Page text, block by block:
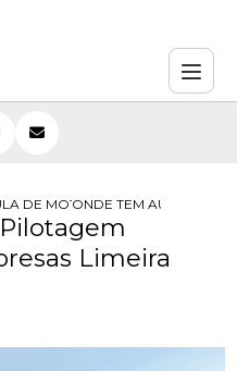
PARA EMPRESAS
DE MOTO PARA
ONDE TEM AULA DE
Limeira